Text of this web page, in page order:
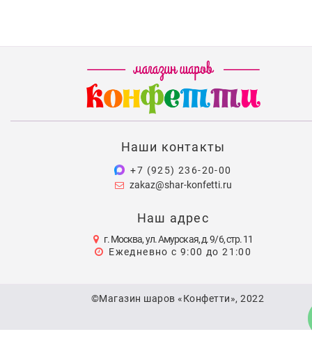
Наши контакты
+7 (925) 236-20-00
zakaz@shar-konfetti.ru
Наш адрес
г. Москва, ул. Амурская, д. 9/6, стр. 11
Ежедневно с 9:00 до 21:00
©Магазин шаров «Конфетти», 2022